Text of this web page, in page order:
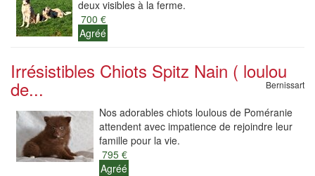
deux visibles à la ferme.
700 €
Agréé
Irrésistibles Chiots Spitz Nain ( loulou
de... Bernissart
Nos adorables chiots loulous de Poméranie
attendent avec impatience de rejoindre leur
famille pour la vie.
795 €
Agréé